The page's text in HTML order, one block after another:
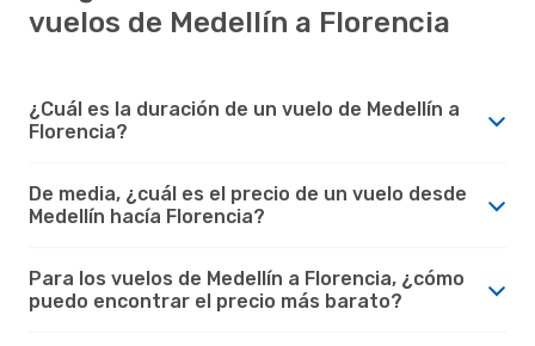
vuelos de Medellín a Florencia
¿Cuál es la duración de un vuelo de Medellín a
Florencia?
De media, ¿cuál es el precio de un vuelo desde
Medellín hacía Florencia?
Para los vuelos de Medellín a Florencia, ¿cómo
puedo encontrar el precio más barato?